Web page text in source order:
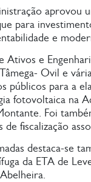
aprovou
para
e
Ativos e
Ovil e
públicos para a
fotovoltaica na
Foi
de fiscalização
destaca-se
da ETA de